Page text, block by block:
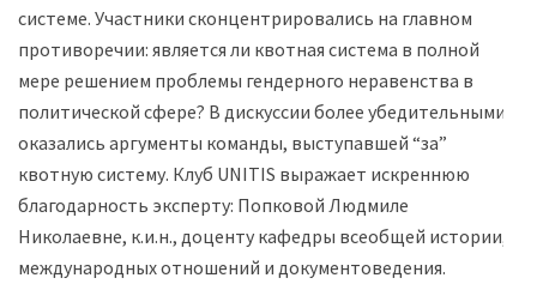
системе. Участники сконцентрировались на главном
противоречии: является ли квотная система в полной
мере решением проблемы гендерного неравенства в
политической сфере? В дискуссии более убедительными
оказались аргументы команды, выступавшей “за”
квотную систему. Клуб UNITIS выражает искреннюю
благодарность эксперту: Попковой Людмиле
Николаевне, к.и.н., доценту кафедры всеобщей истории,
международных отношений и документоведения.